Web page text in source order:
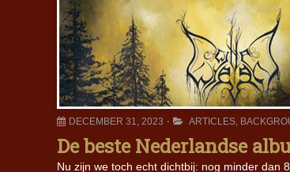
DECEMBER 31, 2023 ARTICLES,
De beste Nederlandse
Nu zijn we toch echt dichtbij: nog minder dan